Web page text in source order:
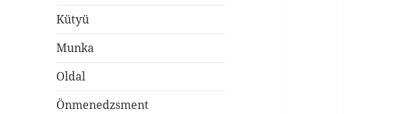
Kütyü
Munka
Oldal
Önmenedzsment